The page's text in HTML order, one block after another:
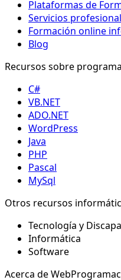
Plataformas de
Servicios
Formación online
Blog
Recursos sobre
C#
VB.NET
ADO.NET
WordPress
Java
PHP
Pascal
MySql
Otros recursos
Tecnología y
Informática
Software
Acerca de